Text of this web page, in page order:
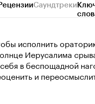
Саундтреки
исполнить
Иерусалима
в беспощадной
и